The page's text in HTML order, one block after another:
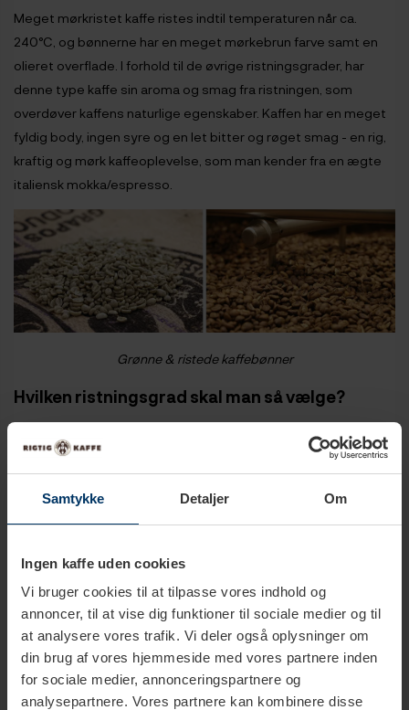
Samtykke Detaljer Om
Ingen kaffe uden cookies
Vi bruger cookies til at tilpasse vores indhold og
annoncer, til at vise dig funktioner til sociale medier og til
at analysere vores trafik. Vi deler også oplysninger om
din brug af vores hjemmeside med vores partnere inden
for sociale medier, annonceringspartnere og
analysepartnere. Vores partnere kan kombinere disse
Meget mørkristet kaffe ristes indtil temperaturen når ca.
240°C, og bønnerne har en meget mørkebrun farve samt en
olieret overflade. I forhold til de øvrige ristningsgrader, har
denne type kaffe sin aroma og smag fra ristningen, som
overdøver kaffens naturlige egenskaber. Kaffen har en meget
fyldig body, ingen syre og en let bitter og røget smag - en rig,
kraftig og mørk kaffeoplevelse, som man kender fra en ægte
italiensk mokka/espresso.
Grønne & ristede kaffebønner
Hvilken ristningsgrad skal man så vælge?
Valget af kaffe bør ikke nødvendigvis træffes ud fra
ristningsgraden, men derimod ud fra hvilke råvarer,
smagsnoter og aromaer, man foretrækker. Kaffe er en
smagssag, og det vigtigste redskab i den sammenhæng er
dine smagsløg - du er nødt til at prøve dig frem med
kaffetype man bedst kan lide, så der er mange ting at
overveje, bl.a. forholdet mellem arabica og robusta,
ristningsgrad, oprindelsesland, samt hvorvidt det er en single
origin kaffe eller en blanding af flere forskellige kaffebønner.